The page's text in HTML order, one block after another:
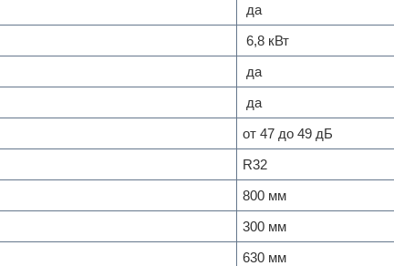
да
6,8 кВт
да
да
от 47 до 49 дБ
R32
800 мм
300 мм
630 мм